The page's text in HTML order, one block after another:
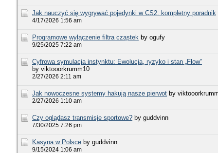
Jak nauczyć się wygrywać pojedynki w CS2: kompletny poradnik
4/17/2026 1:56 am
Programowe wyłączenie filtra cząstek by ogufy
9/25/2025 7:22 am
Cyfrowa symulacja instynktu: Ewolucja, ryzyko i stan „Flow”
by viktooorkrumm10
2/27/2026 2:11 am
Jak nowoczesne systemy hakują nasze pierwot by
2/27/2026 1:10 am
Czy oglądasz transmisje sportowe? by guddvinn
7/30/2025 7:26 pm
Kasyna w Polsce by guddvinn
9/15/2024 1:06 am